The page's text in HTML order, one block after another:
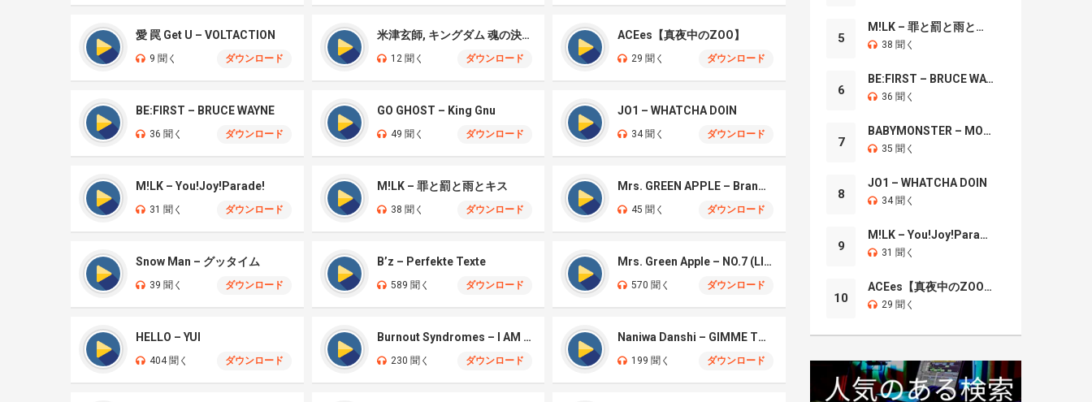
愛 罠 Get U – VOLTACTION
9 聞く ダウンロード
米津玄師, キングダム 魂の決戦 – 公開記念PV
12 聞く ダウンロード
ACEes【真夜中のZOO】
29 聞く ダウンロード
BE:FIRST – BRUCE WAYNE
36 聞く ダウンロード
GO GHOST – King Gnu
49 聞く ダウンロード
JO1 – WHATCHA DOIN
34 聞く ダウンロード
M!LK – You!Joy!Parade!
31 聞く ダウンロード
M!LK – 罪と罰と雨とキス
38 聞く ダウンロード
Mrs. GREEN APPLE – Brand New
45 聞く ダウンロード
Snow Man – グッタイム
39 聞く ダウンロード
B’z – Perfekte Texte
589 聞く ダウンロード
Mrs. Green Apple – NO.7 (LIVE)
570 聞く ダウンロード
HELLO – YUI
404 聞く ダウンロード
Burnout Syndromes – I AM A HERO
230 聞く ダウンロード
Naniwa Danshi – GIMME THE DAY
199 聞く ダウンロード
5
M!LK – 罪と罰と雨とキス
38 聞く
6
BE:FIRST – BRUCE WAYNE
36 聞く
7
BABYMONSTER – MOON
35 聞く
8
JO1 – WHATCHA DOIN
34 聞く
9
M!LK – You!Joy!Parade!
31 聞く
10
ACEes【真夜中のZOO】
29 聞く